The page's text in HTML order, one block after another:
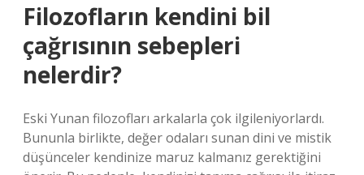
Filozofların kendini bil
çağrısının sebepleri
nelerdir?
Eski Yunan filozofları arkalarla çok ilgileniyorlardı.
Bununla birlikte, değer odaları sunan dini ve mistik
düşünceler kendinize maruz kalmanız gerektiğini